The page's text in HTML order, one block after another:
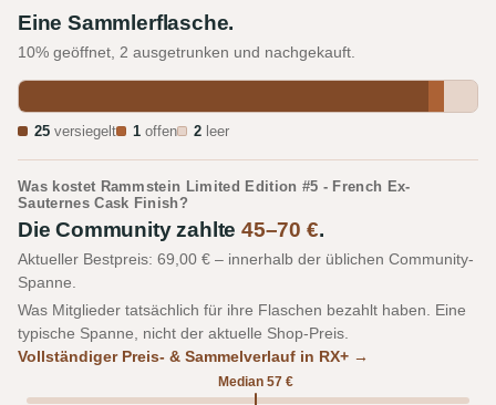
Eine Sammlerflasche.
10% geöffnet, 2 ausgetrunken und nachgekauft.
25 versiegelt 1 offen 2 leer
Was kostet Rammstein Limited Edition #5 - French Ex-
Sauternes Cask Finish?
Die Community zahlte45–70 €.
Aktueller Bestpreis: 69,00 € – innerhalb der üblichen Community-
Spanne.
Was Mitglieder tatsächlich für ihre Flaschen bezahlt haben. Eine
typische Spanne, nicht der aktuelle Shop-Preis.
Vollständiger Preis- & Sammelverlauf in RX+ →
Median 57 €